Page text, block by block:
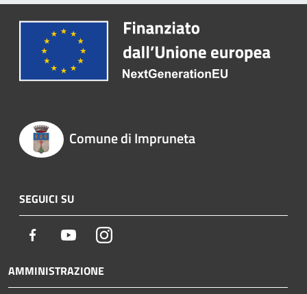
Comune di Impruneta
SEGUICI SU
Facebook YoutubeInstagram
AMMINISTRAZIONE